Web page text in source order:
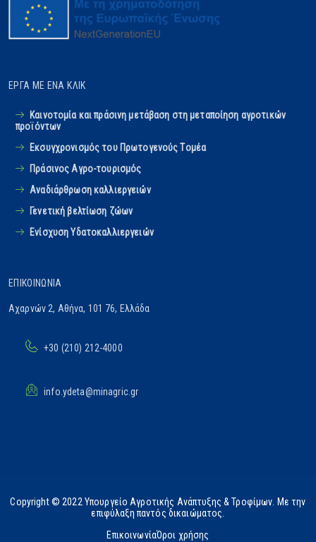
ΈΡΓΑ ΜΕ ΈΝΑ ΚΛΙΚ
Καινοτομία και πράσινη μετάβαση στη μεταποίηση αγροτικών
προϊόντων
Εκσυγχρονισμός του Πρωτογενούς Tομέα
Πράσινος Αγρο-τουρισμός
Αναδιάρθρωση καλλιεργειών
Γενετική βελτίωση ζώων
Ενίσχυση Υδατοκαλλιεργειών
ΕΠΙΚΟΙΝΩΝΊΑ
Αχαρνών 2, Αθήνα, 101 76, Ελλάδα
+30 (210) 212-4000
info.ydeta@minagric.gr
Copyright © 2022 Υπουργείο Αγροτικής Ανάπτυξης & Τροφίμων. Με την
επιφύλαξη παντός δικαιώματος.
ΕπικοινωνίαΌροι χρήσης